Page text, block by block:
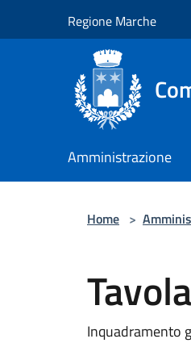
Regione Marche
Amministrazione
Home >
Inquadramento